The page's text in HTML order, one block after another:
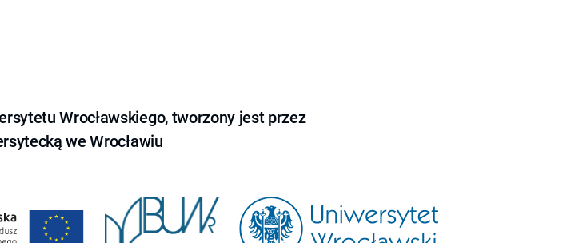
Wrocławskiego, tworzony jest przez
we Wrocławiu